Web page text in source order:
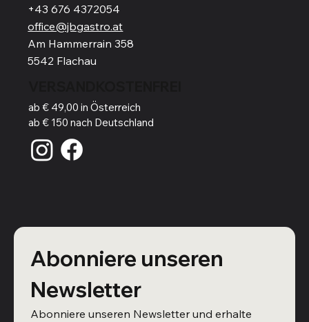
+43 676 4372054
office@jbgastro.at
Am Hammerrain 358
5542 Flachau
ab € 49,00 in Österreich
ab € 150 nach Deutschland
Abonniere unseren
Newsletter
Abonniere unseren Newsletter und erhalte